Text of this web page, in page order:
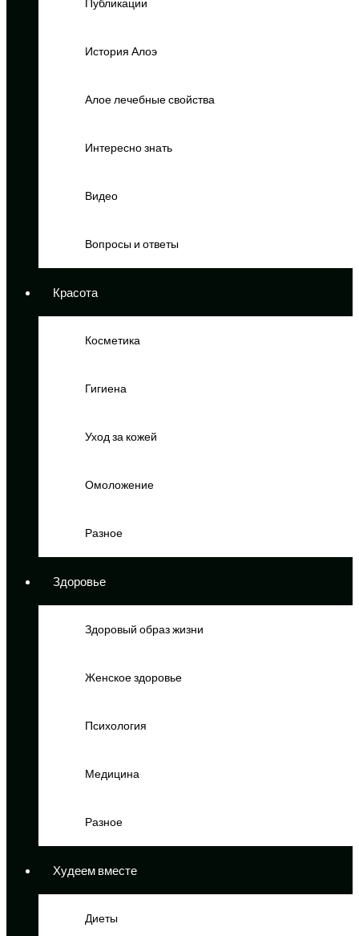
Публикации
История Алоэ
Алое лечебные свойства
Интересно знать
Видео
Вопросы и ответы
Красота
Косметика
Гигиена
Уход за кожей
Омоложение
Разное
Здоровье
Здоровый образ жизни
Женское здоровье
Психология
Медицина
Разное
Худеем вместе
Диеты